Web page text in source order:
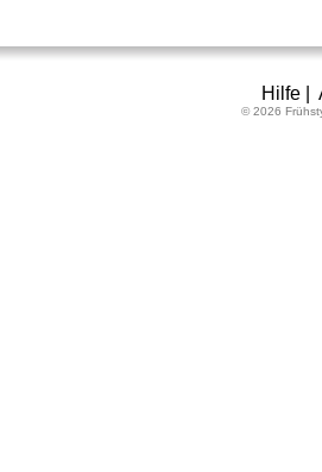
Hilfe|
© 2026